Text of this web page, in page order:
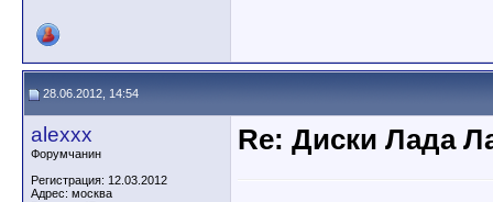
28.06.2012, 14:54
alexxx
Форумчанин
Регистрация: 12.03.2012
Адрес: москва
Re: Диски Лада